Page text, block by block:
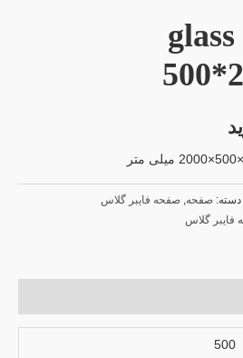
دسته: صفحه صفحه فایبر گلاس
فایبر گلاس
500